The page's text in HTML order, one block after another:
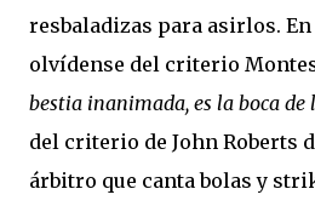
resbaladizas para asirlos.
olvídense del criterio
bestia inanimada, es la boca de
del criterio de John Roberts
árbitro que canta bolas y